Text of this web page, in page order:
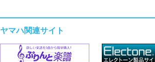
ヤマハ関連サイト